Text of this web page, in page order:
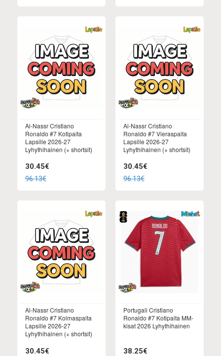
Al-Nassr Cristiano
Ronaldo #7 Kotipaita
Lapsille 2026-27
Lyhythihainen (+ shortsit)
30.45€
96.13€
Al-Nassr Cristiano
Ronaldo #7 Vieraspaita
Lapsille 2026-27
Lyhythihainen (+ shortsit)
30.45€
96.13€
Al-Nassr Cristiano
Ronaldo #7 Kolmaspaita
Lapsille 2026-27
Lyhythihainen (+ shortsit)
30.45€
Portugali Cristiano
Ronaldo #7 Kotipaita MM-
kisat 2026 Lyhythihainen
38.25€